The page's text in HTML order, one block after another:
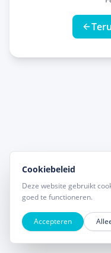
Cookiebeleid
Deze website gebruikt
goed te functioneren.
Accepteren